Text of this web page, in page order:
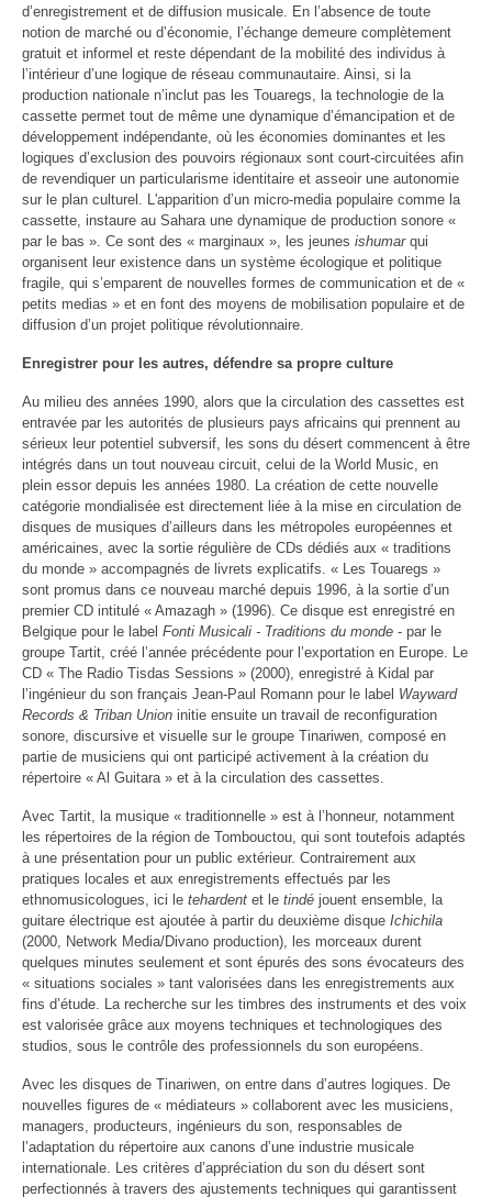
d’enregistrement et de diffusion musicale. En l’absence de toute
notion de marché ou d’économie, l’échange demeure complètement
gratuit et informel et reste dépendant de la mobilité des individus à
l’intérieur d’une logique de réseau communautaire. Ainsi, si la
production nationale n’inclut pas les Touaregs, la technologie de la
cassette permet tout de même une dynamique d’émancipation et de
développement indépendante, où les économies dominantes et les
logiques d’exclusion des pouvoirs régionaux sont court-circuitées afin
de revendiquer un particularisme identitaire et asseoir une autonomie
sur le plan culturel. L'apparition d’un micro-media populaire comme la
cassette, instaure au Sahara une dynamique de production sonore «
par le bas ». Ce sont des « marginaux », les jeunes ishumarqui
organisent leur existence dans un système écologique et politique
fragile, qui s’emparent de nouvelles formes de communication et de «
petits medias » et en font des moyens de mobilisation populaire et de
diffusion d’un projet politique révolutionnaire.
Enregistrer pour les autres, défendre sa propre culture
Au milieu des années 1990, alors que la circulation des cassettes est
entravée par les autorités de plusieurs pays africains qui prennent au
sérieux leur potentiel subversif, les sons du désert commencent à être
intégrés dans un tout nouveau circuit, celui de la World Music, en
plein essor depuis les années 1980. La création de cette nouvelle
catégorie mondialisée est directement liée à la mise en circulation de
disques de musiques d’ailleurs dans les métropoles européennes et
américaines, avec la sortie régulière de CDs dédiés aux « traditions
du monde » accompagnés de livrets explicatifs. « Les Touaregs »
sont promus dans ce nouveau marché depuis 1996, à la sortie d’un
premier CD intitulé « Amazagh » (1996). Ce disque est enregistré en
Belgique pour le label Fonti Musicali - Traditions du monde - par le
groupe Tartit, créé l’année précédente pour l’exportation en Europe. Le
CD « The Radio Tisdas Sessions » (2000), enregistré à Kidal par
l’ingénieur du son français Jean-Paul Romann pour le label Wayward
Records & Triban Union initie ensuite un travail de reconfiguration
sonore, discursive et visuelle sur le groupe Tinariwen, composé en
partie de musiciens qui ont participé activement à la création du
répertoire « Al Guitara » et à la circulation des cassettes.
Avec Tartit, la musique « traditionnelle » est à l’honneur, notamment
les répertoires de la région de Tombouctou, qui sont toutefois adaptés
à une présentation pour un public extérieur. Contrairement aux
pratiques locales et aux enregistrements effectués par les
ethnomusicologues, ici le tehardent et le tindé jouent ensemble, la
guitare électrique est ajoutée à partir du deuxième disque Ichichila
(2000, Network Media/Divano production), les morceaux durent
quelques minutes seulement et sont épurés des sons évocateurs des
« situations sociales » tant valorisées dans les enregistrements aux
fins d’étude. La recherche sur les timbres des instruments et des voix
est valorisée grâce aux moyens techniques et technologiques des
studios, sous le contrôle des professionnels du son européens.
Avec les disques de Tinariwen, on entre dans d’autres logiques. De
nouvelles figures de « médiateurs » collaborent avec les musiciens,
managers, producteurs, ingénieurs du son, responsables de
l’adaptation du répertoire aux canons d’une industrie musicale
internationale. Les critères d’appréciation du son du désert sont
perfectionnés à travers des ajustements techniques qui garantissent